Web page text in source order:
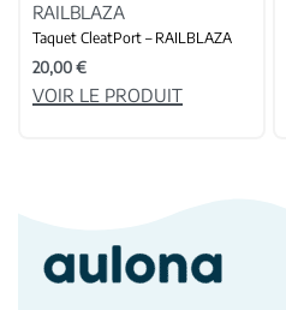
RAILBLAZA
Taquet CleatPort – RAILBLAZA
20,00€
VOIR LE PRODUIT